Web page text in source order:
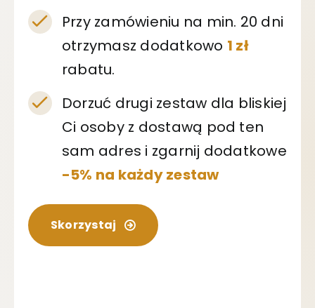
Przy zamówieniu na min. 20 dni
otrzymasz dodatkowo 1 zł
rabatu.
Dorzuć drugi zestaw dla bliskiej
Ci osoby z dostawą pod ten
sam adres i zgarnij dodatkowe
-5% na każdy zestaw
Skorzystaj